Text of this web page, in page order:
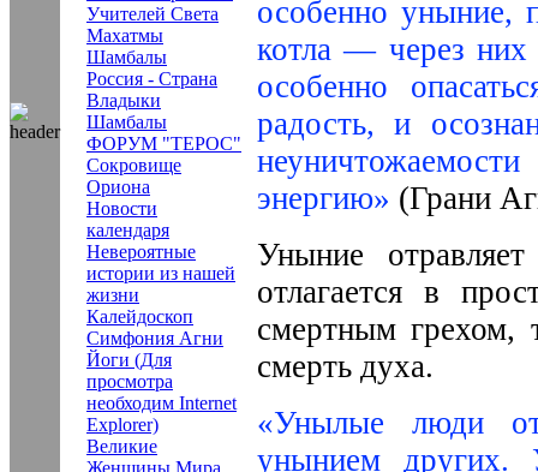
Учителей Света
Махатмы
Шамбалы
Россия - Страна
Владыки
Шамбалы
ФОРУМ "ТЕРОС"
Сокровище
Ориона
Новости
календаря
Невероятные
истории из нашей
жизни
Калейдоскоп
Симфония Агни
Йоги (Для
просмотра
необходим Internet
Explorer)
Великие
Женщины Мира
особенно уныние,
котла — через них
особенно
радость, и
энергию» (Грани
Уныние
отлагается в
смертным грехом,
смерть духа.
«Унылые люди
унынием других.